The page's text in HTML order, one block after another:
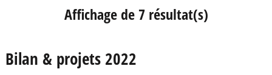
Affichage de 7 résultat(s)
Bilan & projets 2022